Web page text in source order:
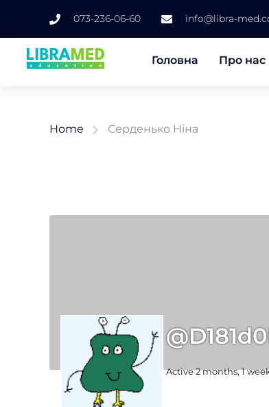
073-236-06-60 info@libra-
Головна Про нас
Home Серденько Ніна
Active 2 months, 1